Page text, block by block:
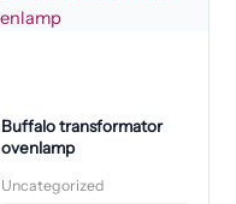
Buffalo transformator
ovenlamp
Uncategorized